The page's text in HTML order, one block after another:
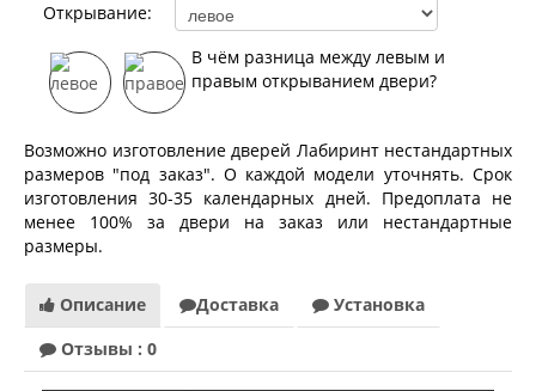
Открывание:
В чём разница между левым и
правым открыванием двери?
Возможно изготовление дверей Лабиринт нестандартных
размеров "под заказ". О каждой модели уточнять. Срок
изготовления 30-35 календарных дней. Предоплата не
менее 100% за двери на заказ или нестандартные
размеры.
Описание Доставка
Установка
Отзывы : 0